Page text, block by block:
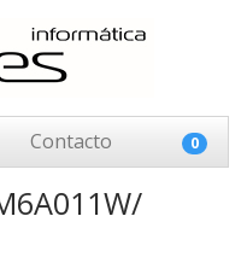
Contacto 0